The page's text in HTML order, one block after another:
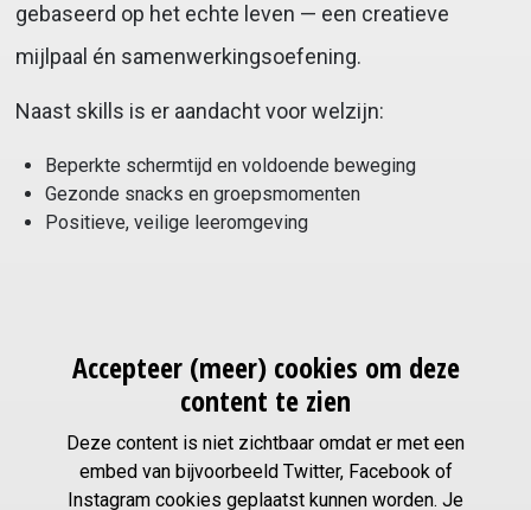
gebaseerd op het echte leven — een creatieve
mijlpaal én samenwerkingsoefening.
Naast skills is er aandacht voor welzijn:
Beperkte schermtijd en voldoende beweging
Gezonde snacks en groepsmomenten
Positieve, veilige leeromgeving
Accepteer (meer) cookies om deze
content te zien
Deze content is niet zichtbaar omdat er met een
embed van bijvoorbeeld Twitter, Facebook of
Instagram cookies geplaatst kunnen worden. Je